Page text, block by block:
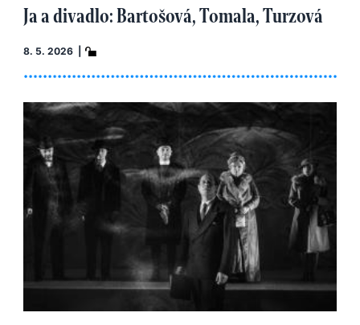
Ja a divadlo: Bartošová, Tomala, Turzová
8. 5. 2026 |